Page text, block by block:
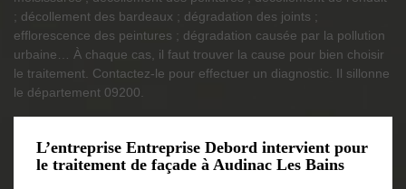
; décollement des bardeaux ; dégradation des joints ;
efflorescence des peintures ; dégradation causée par la pollution
urbaine… À chaque cas, il faut trouver la cause pour bien choisir
le traitement. Contactez-le pour effectuer un diagnostic. Il sillonne
le département 09200.
L’entreprise Entreprise Debord intervient pour
le traitement de façade à Audinac Les Bains